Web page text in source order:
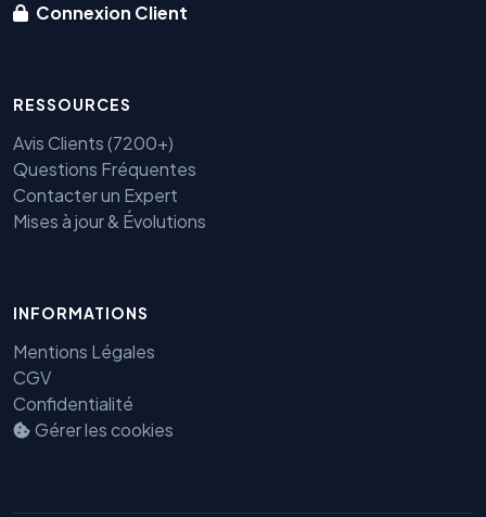
Connexion Client
RESSOURCES
Avis Clients (7200+)
Questions Fréquentes
Contacter un Expert
Mises à jour & Évolutions
INFORMATIONS
Mentions Légales
CGV
Confidentialité
Gérer les cookies